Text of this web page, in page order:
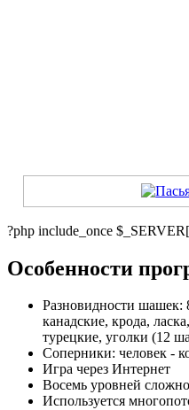
?php include_once
Особенности
Разновидности шашек:
канадские, крода,
турецкие, уголки (12
Соперники: человек -
Игра через Интернет
Восемь уровней
Используется